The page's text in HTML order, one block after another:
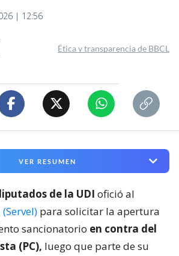
| 12:56
Ética y transparencia de BBCL
VER RESUMEN
de la UDI ofició al
(Servel) para solicitar la apertura
sancionatorio en contra del
(PC), luego que parte de su